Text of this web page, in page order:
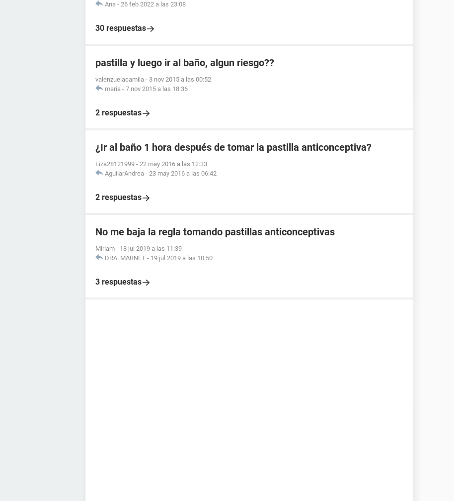
Ana - 26 feb 2022 a las 23:08
30 respuestas
pastilla y luego ir al baño, algun riesgo??
valenzuelacamila - 3 nov 2015 a las 00:52
maria - 7 nov 2015 a las 18:36
2 respuestas
¿Ir al baño 1 hora después de tomar la pastilla anticonceptiva?
Liza28121999 - 22 may 2016 a las 12:33
AguilarAndrea - 23 may 2016 a las 06:42
2 respuestas
No me baja la regla tomando pastillas anticonceptivas
Miriam - 18 jul 2019 a las 11:39
DRA. MARNET - 19 jul 2019 a las 10:50
3 respuestas